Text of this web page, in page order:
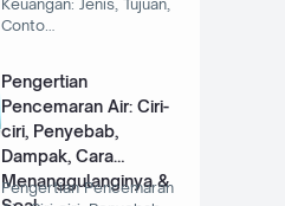
Conto…
Pengertian
Pencemaran Air: Ciri-
ciri, Penyebab,
Dampak, Cara
Menanggulanginya &
Pengertian Pencemaran